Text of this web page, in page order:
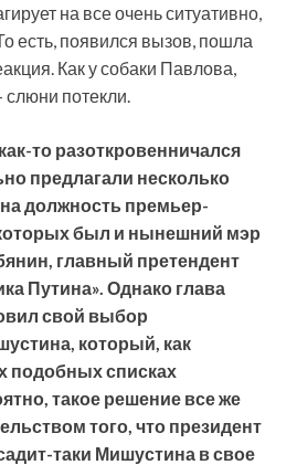
на все очень ситуативно,
есть, появился вызов, пошла
Как у собаки Павлова,
потекли.
то разоткровенничался
предлагали несколько
должность премьер-
был и нынешний мэр
, главный претендент
Путина». Однако глава
свой выбор
который, как
подобных списках
такое решение все же
того, что президент
таки Мишустина в свое